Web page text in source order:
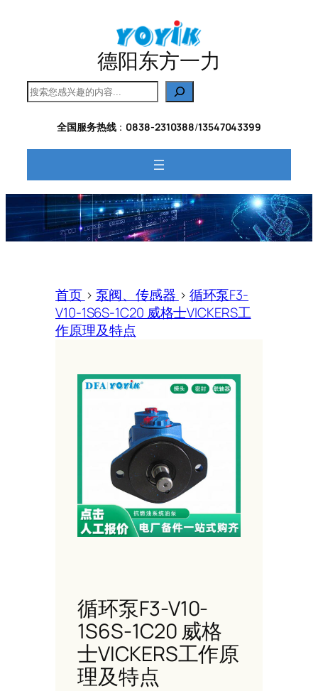
德阳东方一力
搜
索
全国服务热线： 0838-2310388/13547043399
首页 > 泵阀、传感器 > 循环泵F3-
V10-1S6S-1C20 威格士VICKERS工
作原理及特点
循环泵F3-V10-
1S6S-1C20 威格
士VICKERS工作原
理及特点